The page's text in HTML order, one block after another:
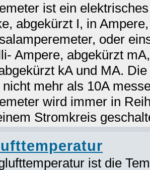
ist ein
abgekürzt I, in
oder
Ampere, abgekürzt
kA und MA.
mehr als 10A
wird immer in
Stromkreis
ist die